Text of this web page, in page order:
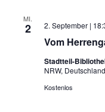
MI.
2
Vom
2. September |
Stadtteil-
NRW, Deutschland
Kostenlos